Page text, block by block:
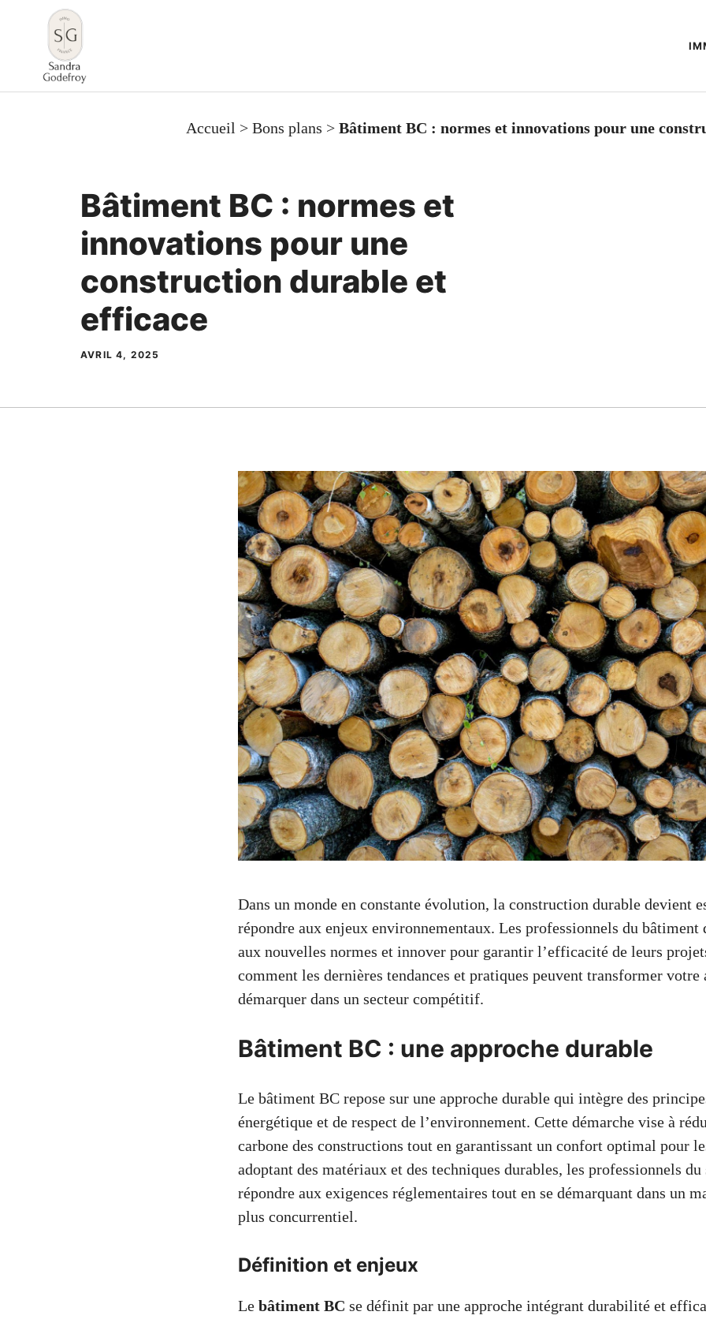
contenu
Accueil > Bons plans > Bâtiment BC : normes et innovations pour une
Bâtiment BC : normes et
innovations pour une
construction durable et
efficace
AVRIL 4, 2025
Dans un monde en constante évolution, la construction durable devient
répondre aux enjeux environnementaux. Les professionnels du bâtiment
aux nouvelles normes et innover pour garantir l’efficacité de leurs
comment les dernières tendances et pratiques peuvent transformer votre
démarquer dans un secteur compétitif.
Bâtiment BC : une approche durable
Le bâtiment BC repose sur une approche durable qui intègre des
énergétique et de respect de l’environnement. Cette démarche vise à
carbone des constructions tout en garantissant un confort optimal pour
adoptant des matériaux et des techniques durables, les professionnels du
répondre aux exigences réglementaires tout en se démarquant dans un
plus concurrentiel.
Définition et enjeux
Le bâtiment BC se définit par une approche intégrant durabilité et